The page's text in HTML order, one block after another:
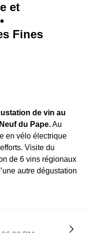
et
Fines
de vin au
du Pape.Au
en vélo électrique
Visite du
de 6 vins régionaux
autre dégustation